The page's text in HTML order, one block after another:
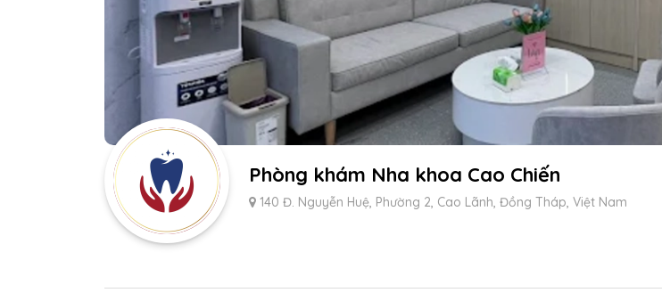
Phòng khám Nha khoa Cao Chiến
140 Đ. Nguyễn Huệ, Phường 2, Cao Lãnh, Đồng Tháp, Việt Nam